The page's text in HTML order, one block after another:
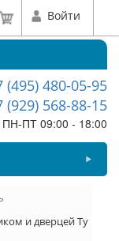
Войти
(495) 480-05-95
(929) 568-88-15
ПН-ПТ 09:00 - 18:00
и дверцей Ту